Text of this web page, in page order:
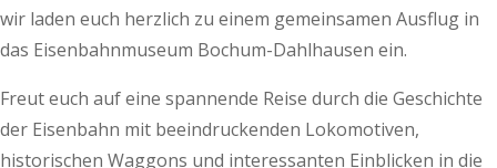
wir laden euch herzlich zu einem gemeinsamen Ausflug in
das Eisenbahnmuseum Bochum-Dahlhausen ein.
Freut euch auf eine spannende Reise durch die Geschichte
der Eisenbahn mit beeindruckenden Lokomotiven,
historischen Waggons und interessanten Einblicken in die